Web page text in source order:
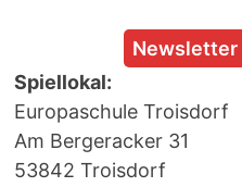
Newsletter
Spiellokal:
Europaschule Troisdorf
Am Bergeracker 31
53842 Troisdorf